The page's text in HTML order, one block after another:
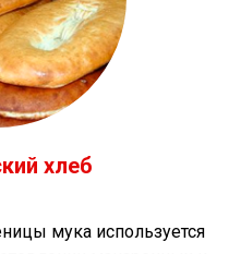
хлеб
мука используется